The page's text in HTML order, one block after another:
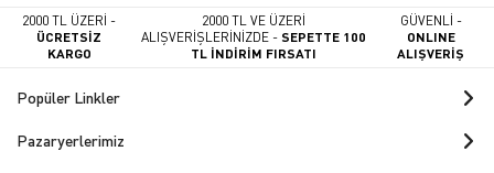
2000 TL ÜZERİ -
ÜCRETSİZ
KARGO
2000 TL VE ÜZERİ
ALIŞVERİŞLERİNİZDE -SEPETTE 100
TL İNDİRİM FIRSATI
GÜVENLİ -
ONLINE
ALIŞVERİŞ
Popüler Linkler
Pazaryerlerimiz